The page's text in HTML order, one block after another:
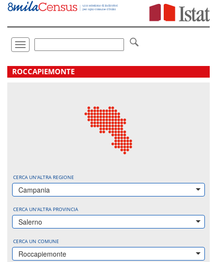
Vai
direttamente
Toggle
navigation
.
ROCCAPIEMONTE
CERCA UN'ALTRA REGIONE
Campania
CERCA UN'ALTRA PROVINCIA
Salerno
CERCA UN COMUNE
Roccapiemonte